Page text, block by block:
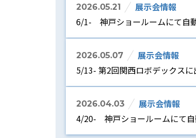
2026.05.21
展示会情報
6/1- 神戸ショールームにて自
2026.05.07
展示会情報
5/13- 第2回関西ロボデックス
2026.04.03
展示会情報
4/20- 神戸ショールームにて自